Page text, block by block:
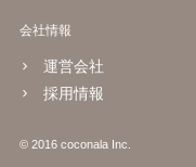
会社情報
運営会社
採用情報
© 2016 coconala Inc.